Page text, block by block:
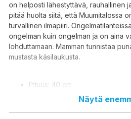
on helposti lähestyttävä, rauhallinen
pitää huolta siitä, että Muumitalossa
turvallinen ilmapiiri.
ongelman kuin ongelman ja on aina
lohduttamaan. Mamman tunnistaa
mustasta käsilaukusta.
Pituus: 40 cm
Ikäsuositus: 3+ vuotta
100% polyester
Näytä